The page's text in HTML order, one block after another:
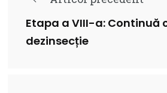
Etapa a VIII-a: Continuă
dezinsecție